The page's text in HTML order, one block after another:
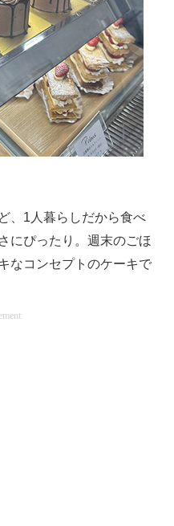
、1人暮らしだから食べ
ぴったり。週末のごほ
なコンセプトのケーキで